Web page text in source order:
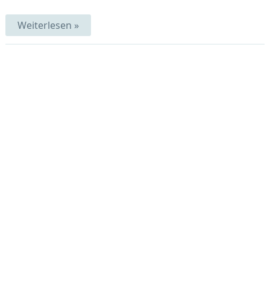
Stoff,
Schablonen,
Sonne
Weiterlesen »